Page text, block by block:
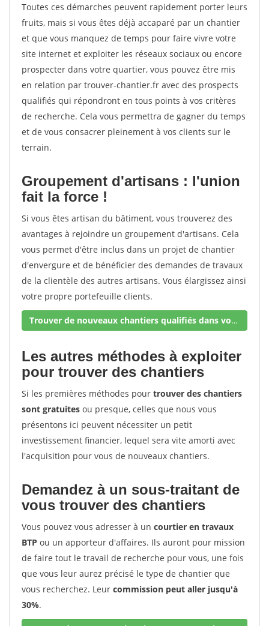
Toutes ces démarches peuvent rapidement porter leurs
fruits, mais si vous êtes déjà accaparé par un chantier
et que vous manquez de temps pour faire vivre votre
site internet et exploiter les réseaux sociaux ou encore
prospecter dans votre quartier, vous pouvez être mis
en relation par trouver-chantier.fr avec des prospects
qualifiés qui répondront en tous points à vos critères
de recherche. Cela vous permettra de gagner du temps
et de vous consacrer pleinement à vos clients sur le
terrain.
Groupement d'artisans : l'union
fait la force !
Si vous êtes artisan du bâtiment, vous trouverez des
avantages à rejoindre un groupement d'artisans. Cela
vous permet d'être inclus dans un projet de chantier
d'envergure et de bénéficier des demandes de travaux
de la clientèle des autres artisans. Vous élargissez ainsi
votre propre portefeuille clients.
Trouver de nouveaux chantiers qualifiés dans votre secteur !
Les autres méthodes à exploiter
pour trouver des chantiers
Si les premières méthodes pour trouver des chantiers
sont gratuites ou presque, celles que nous vous
présentons ici peuvent nécessiter un petit
investissement financier, lequel sera vite amorti avec
l'acquisition pour vous de nouveaux chantiers.
Demandez à un sous-traitant de
vous trouver des chantiers
Vous pouvez vous adresser à un courtier en travaux
BTP ou un apporteur d'affaires. Ils auront pour mission
de faire tout le travail de recherche pour vous, une fois
que vous leur aurez précisé le type de chantier que
vous recherchez. Leur commission peut aller jusqu'à
30%.